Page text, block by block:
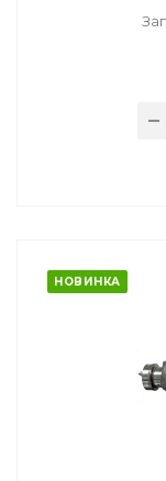
НОВИНКА